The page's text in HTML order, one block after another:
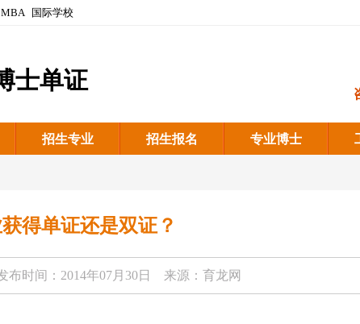
MBA 国际学校
士单证
招生专业 招生报名 专业博士
得单证还是双证？
布时间：2014年07月30日 来源：育龙网